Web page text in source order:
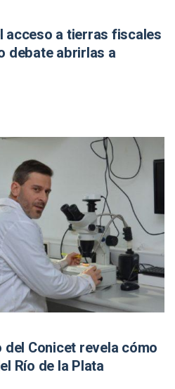
acceso a tierras fiscales
debate abrirlas a
Conicet revela cómo
Río de la Plata